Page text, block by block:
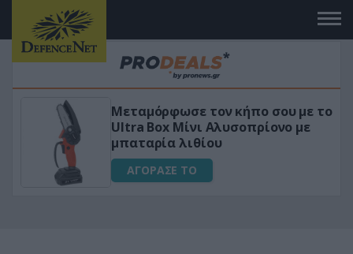
Μεταμόρφωσε τον κήπο σου με το
Ultra Box Μίνι Αλυσοπρίονο με
μπαταρία λιθίου
ΑΓΟΡΑΣΕ ΤΟ